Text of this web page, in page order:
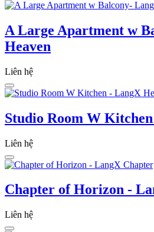
A Large Apartment w
Heaven
Liên hệ
Studio Room W
Liên hệ
Chapter of Horizon -
Liên hệ